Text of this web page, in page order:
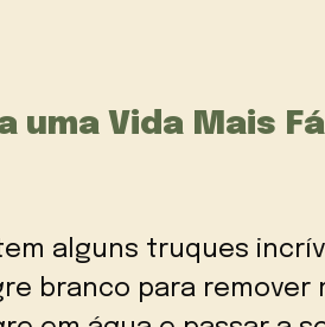
uma Vida Mais
alguns truques
branco para